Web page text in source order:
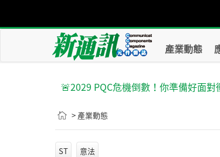
產業動態
🚨2029 PQC危機倒數！你準備好面對
> 產業動態
ST 意法